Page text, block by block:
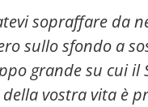
sopraffare da
sullo sfondo a
grande su cui il
vostra vita è